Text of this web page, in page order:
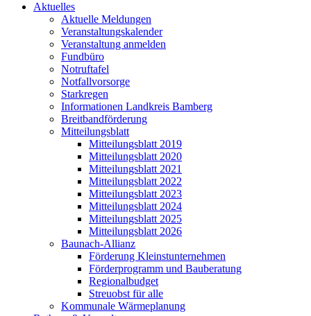
Aktuelles
Aktuelle Meldungen
Veranstaltungskalender
Veranstaltung anmelden
Fundbüro
Notruftafel
Notfallvorsorge
Starkregen
Informationen Landkreis Bamberg
Breitbandförderung
Mitteilungsblatt
Mitteilungsblatt 2019
Mitteilungsblatt 2020
Mitteilungsblatt 2021
Mitteilungsblatt 2022
Mitteilungsblatt 2023
Mitteilungsblatt 2024
Mitteilungsblatt 2025
Mitteilungsblatt 2026
Baunach-Allianz
Förderung Kleinstunternehmen
Förderprogramm und Bauberatung
Regionalbudget
Streuobst für alle
Kommunale Wärmeplanung